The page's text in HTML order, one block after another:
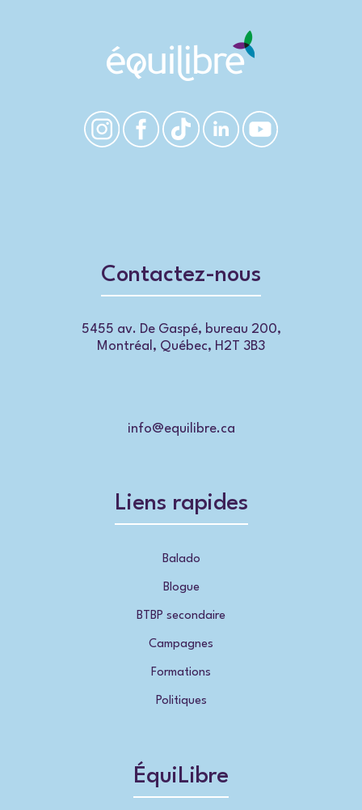
Contactez-nous
5455 av. De Gaspé, bureau 200,
Montréal, Québec, H2T 3B3
info@equilibre.ca
Liens rapides
Balado
Blogue
BTBP secondaire
Campagnes
Formations
Politiques
ÉquiLibre